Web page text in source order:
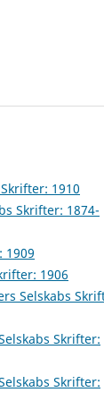
1910
Skrifter: 1874-
1909
1906
Selskabs
Skrifter:
Skrifter: